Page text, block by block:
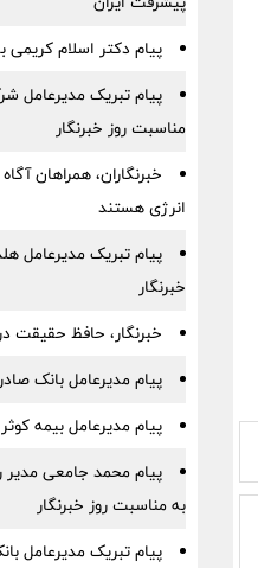
پیام دکتر اسلام کریمی
پیام تبریک مدیرعامل
مناسبت روز خبرنگار
خبرنگاران، همراهان
انرژی هستند
پیام تبریک مدیرعامل
خبرنگار
خبرنگار، حافظ حقیقت
پیام مدیرعامل بانک
پیام مدیرعامل بیمه
پیام محمد جامعی
به مناسبت روز خبرنگار
پیام تبریک مدیرعامل